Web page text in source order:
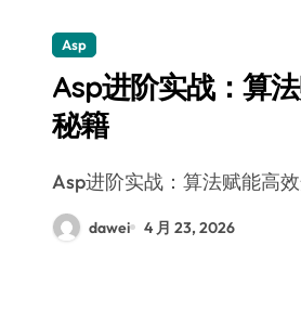
Asp
Asp进阶实战：算
秘籍
Asp进阶实战：算法赋能高
dawei 4 月 23, 2026